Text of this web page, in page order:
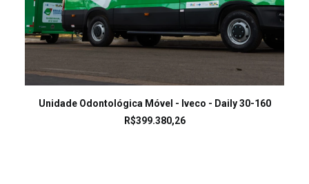
LEIA MAIS
Unidade Odontológica Móvel - Iveco - Daily 30-160
R$399.380,26